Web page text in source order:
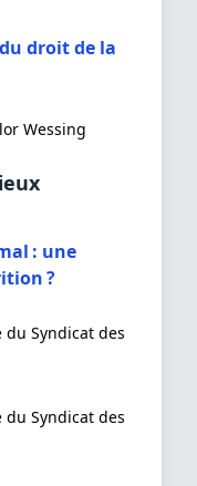
droit de la
Wessing
: une
?
du Syndicat des
du Syndicat des